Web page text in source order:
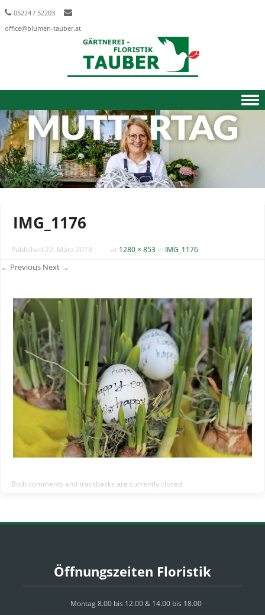
05224 / 52203
office@blumen-tauber.at
Skip to content
IMG_1176
Published 22. März 2018 at 1280 × 853 in IMG_1176
← Previous Next →
Both comments and trackbacks are currently closed.
Öffnungszeiten Floristik
Montag 8.00 bis 12.00 & 14.00 bis 18.00